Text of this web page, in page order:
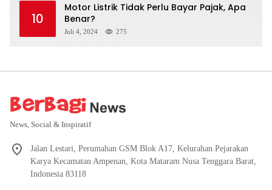
10
Motor Listrik Tidak Perlu Bayar Pajak, Apa
Benar?
Juli 4, 2024 275
News, Social & Inspiratif
Jalan Lestari, Perumahan GSM Blok A17, Kelurahan Pejarakan
Karya Kecamatan Ampenan, Kota Mataram Nusa Tenggara Barat,
Indonesia 83118